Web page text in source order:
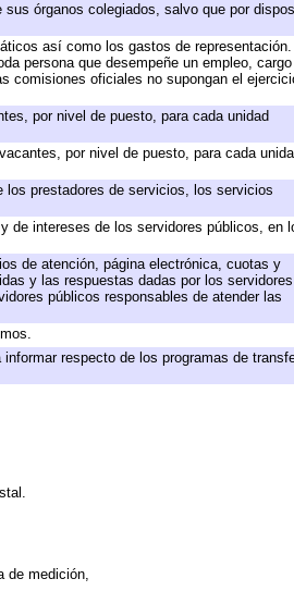
órganos colegiados, salvo que por
así como los gastos de representación.
persona que desempeñe un empleo, cargo
comisiones oficiales no supongan el
por nivel de puesto, para cada unidad
por nivel de puesto, para cada
los prestadores de servicios, los servicios
de intereses de los servidores públicos, en
de atención, página electrónica, cuotas y
y las respuestas dadas por los servidores
públicos responsables de atender las
respecto de los programas de
de medición,